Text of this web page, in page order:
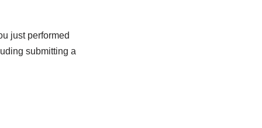
just performed
submitting a